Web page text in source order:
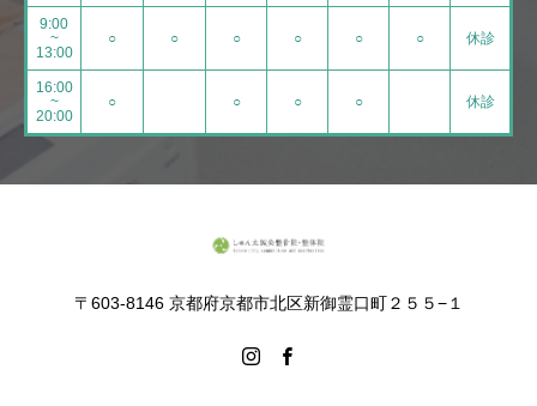
9:00
~
13:00
○ ○ ○ ○ ○ ○ 休診
16:00
~
20:00
○ ○ ○ ○ 休診
〒603-8146 京都府京都市北区新御霊口町２５５−１